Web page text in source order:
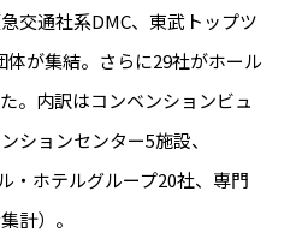
交通社系DMC、東武トップツ
体が集結。さらに29社がホール
。内訳はコンベンションビュ
ションセンター5施設、
・ホテルグループ20社、専門
計）。